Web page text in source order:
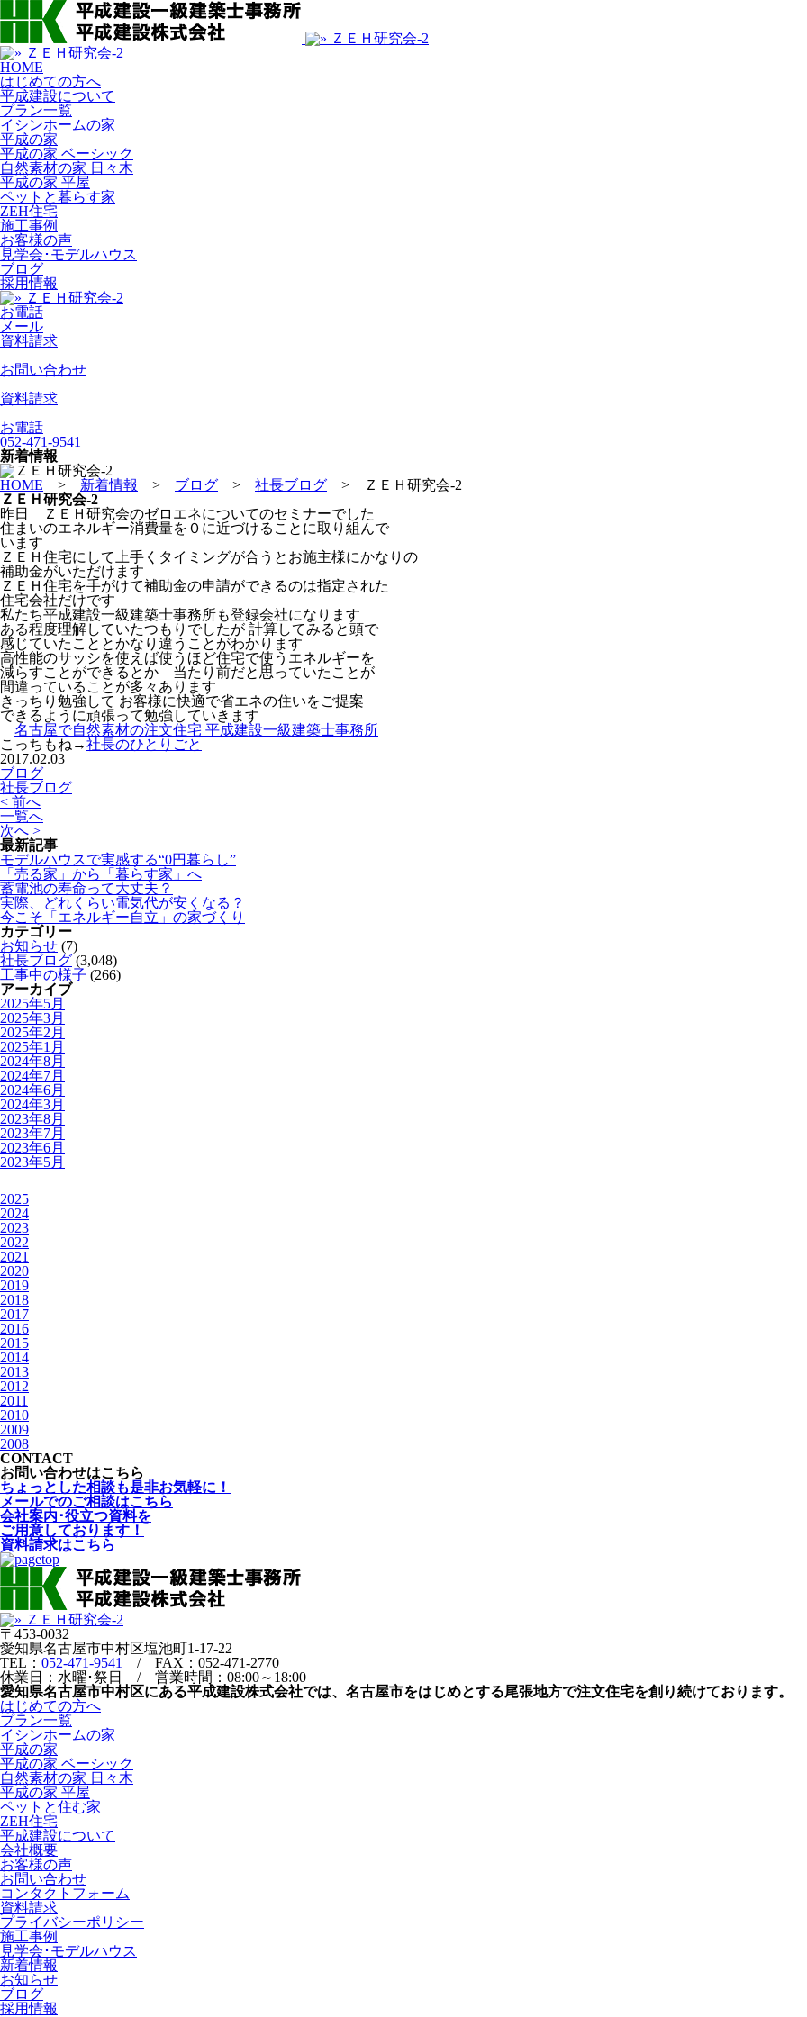
HOME
はじめての方へ
平成建設について
プラン一覧
イシンホームの家
平成の家
平成の家 ベーシック
自然素材の家 日々木
平成の家 平屋
ペットと暮らす家
ZEH住宅
施工事例
お客様の声
見学会･モデルハウス
ブログ
採用情報
お電話
メール
資料請求
お問い合わせ
資料請求
お電話
052-471-9541
新着情報
HOME > 新着情報 > ブログ > 社長ブログ >
ＺＥＨ研究会-2
ＺＥＨ研究会-2
昨日 ＺＥＨ研究会のゼロエネについてのセミナーでした
住まいのエネルギー消費量を０に近づけることに取り組んで
います
ＺＥＨ住宅にして上手くタイミングが合うとお施主様にかなりの
補助金がいただけます
ＺＥＨ住宅を手がけて補助金の申請ができるのは指定された
住宅会社だけです
私たち平成建設一級建築士事務所も登録会社になります
ある程度理解していたつもりでしたが 計算してみると頭で
感じていたこととかなり違うことがわかります
高性能のサッシを使えば使うほど住宅で使うエネルギーを
減らすことができるとか 当たり前だと思っていたことが
間違っていることが多々あります
きっちり勉強して お客様に快適で省エネの住いをご提案
できるように頑張って勉強していきます
名古屋で自然素材の注文住宅 平成建設一級建築士事務所
こっちもね→社長のひとりごと
2017.02.03
ブログ
社長ブログ
< 前へ
一覧へ
次へ >
最新記事
モデルハウスで実感する“0円暮らし”
「売る家」から「暮らす家」へ
蓄電池の寿命って大丈夫？
実際、どれくらい電気代が安くなる？
今こそ「エネルギー自立」の家づくり
カテゴリー
お知らせ (7)
社長ブログ (3,048)
工事中の様子 (266)
アーカイブ
2025年5月
2025年3月
2025年2月
2025年1月
2024年8月
2024年7月
2024年6月
2024年3月
2023年8月
2023年7月
2023年6月
2023年5月
2025
2024
2023
2022
2021
2020
2019
2018
2017
2016
2015
2014
2013
2012
2011
2010
2009
2008
CONTACT
お問い合わせはこちら
ちょっとした相談も是非お気軽に！
メールでのご相談はこちら
会社案内･役立つ資料を
ご用意しております！
資料請求はこちら
〒453-0032
愛知県名古屋市中村区塩池町1-17-22
TEL： 052-471-9541
/ FAX：052-471-2770
休業日：水曜･祭日 / 営業時間：08:00～18:00
愛知県名古屋市中村区にある平成建設株式会社では、名古屋市をはじめとする尾張地方で注文住宅を創り続けております。
はじめての方へ
プラン一覧
イシンホームの家
平成の家
平成の家 ベーシック
自然素材の家 日々木
平成の家 平屋
ペットと住む家
ZEH住宅
平成建設について
会社概要
お客様の声
お問い合わせ
コンタクトフォーム
資料請求
プライバシーポリシー
施工事例
見学会･モデルハウス
新着情報
お知らせ
ブログ
採用情報